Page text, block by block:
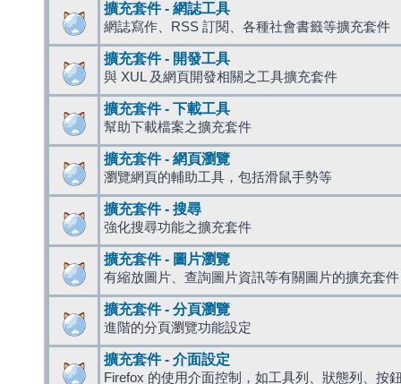
擴充套件 - 網誌工具
網誌寫作、RSS 訂閱、各種社會書籤等擴充套件
擴充套件 - 開發工具
與 XUL 及網頁開發相關之工具擴充套件
擴充套件 - 下載工具
幫助下載檔案之擴充套件
擴充套件 - 網頁瀏覽
瀏覽網頁的輔助工具，包括滑鼠手勢等
擴充套件 - 搜尋
強化搜尋功能之擴充套件
擴充套件 - 圖片瀏覽
有縮放圖片、查詢圖片資訊等有關圖片的擴充套件
擴充套件 - 分頁瀏覽
進階的分頁瀏覽功能設定
擴充套件 - 介面設定
Firefox 的使用介面控制，如工具列、狀態列、按